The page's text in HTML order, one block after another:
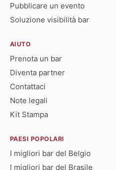
Pubblicare un evento
Soluzione visibilità bar
AIUTO
Prenota un bar
Diventa partner
Contattaci
Note legali
Kit Stampa
PAESI POPOLARI
I migliori bar del Belgio
I migliori bar del Brasile